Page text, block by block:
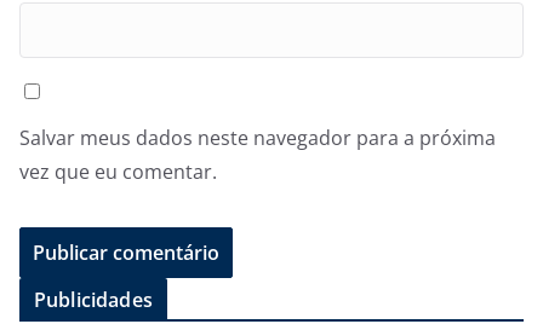
Salvar meus dados neste navegador para a próxima
vez que eu comentar.
Publicidades